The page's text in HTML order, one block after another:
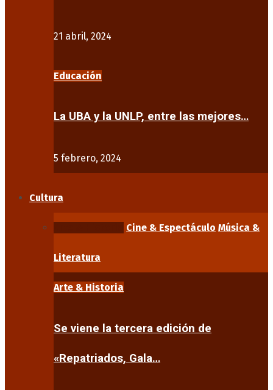
21 abril, 2024
Educación
La UBA y la UNLP, entre las mejores…
5 febrero, 2024
Cultura
Cine & Espectáculo Música &
Literatura
Arte & Historia
Se viene la tercera edición de
«Repatriados, Gala…